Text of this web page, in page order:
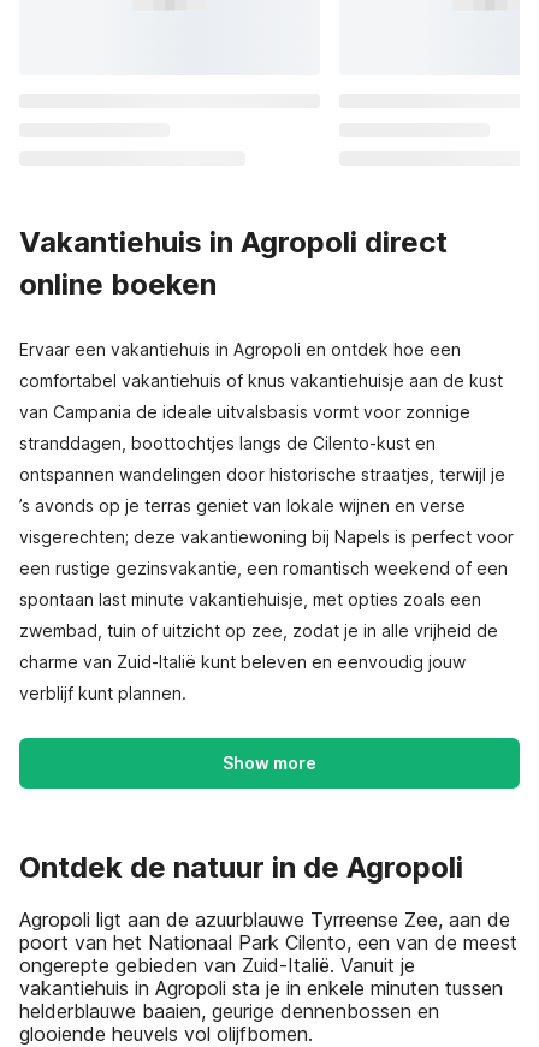
Vakantiehuis in Agropoli direct
online boeken
Ervaar een vakantiehuis in Agropoli en ontdek hoe een
comfortabel vakantiehuis of knus vakantiehuisje aan de kust
van Campania de ideale uitvalsbasis vormt voor zonnige
stranddagen, boottochtjes langs de Cilento-kust en
ontspannen wandelingen door historische straatjes, terwijl je
’s avonds op je terras geniet van lokale wijnen en verse
visgerechten; deze vakantiewoning bij Napels is perfect voor
een rustige gezinsvakantie, een romantisch weekend of een
spontaan last minute vakantiehuisje, met opties zoals een
zwembad, tuin of uitzicht op zee, zodat je in alle vrijheid de
charme van Zuid-Italië kunt beleven en eenvoudig jouw
verblijf kunt plannen.
Show more
Ontdek de natuur in de Agropoli
Agropoli ligt aan de azuurblauwe Tyrreense Zee, aan de
poort van het Nationaal Park Cilento, een van de meest
ongerepte gebieden van Zuid-Italië. Vanuit je
vakantiehuis in Agropoli sta je in enkele minuten tussen
helderblauwe baaien, geurige dennenbossen en
glooiende heuvels vol olijfbomen.